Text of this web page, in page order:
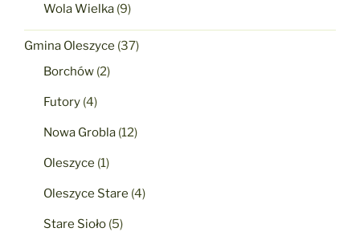
Wola Wielka (9)
Gmina Oleszyce (37)
Borchów (2)
Futory (4)
Nowa Grobla (12)
Oleszyce (1)
Oleszyce Stare (4)
Stare Sioło (5)